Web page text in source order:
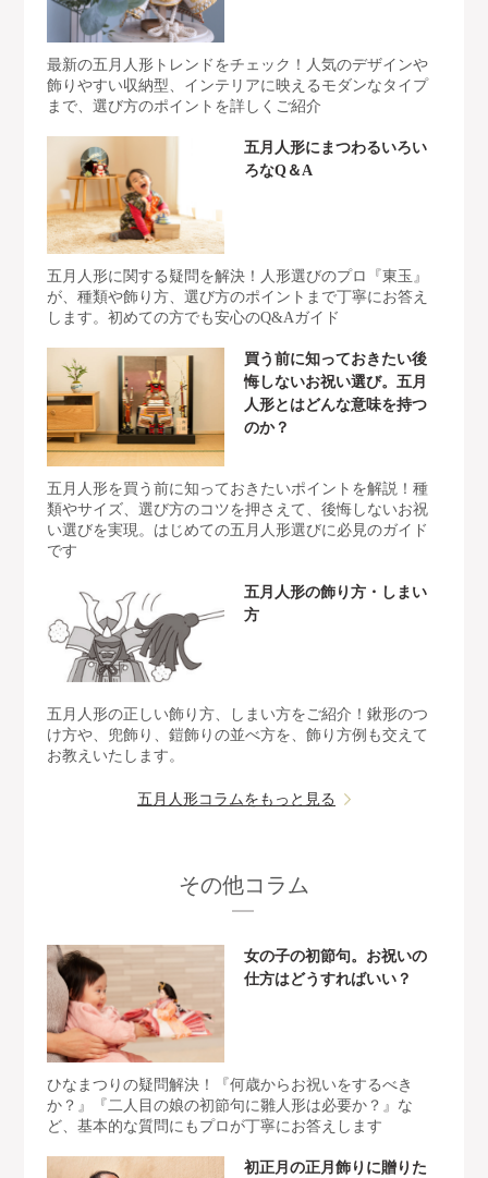
最新の五月人形トレンドをチェック！人気のデザインや
飾りやすい収納型、インテリアに映えるモダンなタイプ
まで、選び方のポイントを詳しくご紹介
五月人形にまつわるいろい
ろなQ＆A
五月人形に関する疑問を解決！人形選びのプロ『東玉』
が、種類や飾り方、選び方のポイントまで丁寧にお答え
します。初めての方でも安心のQ&Aガイド
買う前に知っておきたい後
悔しないお祝い選び。五月
人形とはどんな意味を持つ
のか？
五月人形を買う前に知っておきたいポイントを解説！種
類やサイズ、選び方のコツを押さえて、後悔しないお祝
い選びを実現。はじめての五月人形選びに必見のガイド
です
五月人形の飾り方・しまい
方
五月人形の正しい飾り方、しまい方をご紹介！鍬形のつ
け方や、兜飾り、鎧飾りの並べ方を、飾り方例も交えて
お教えいたします。
五月人形コラムをもっと見る
その他コラム
女の子の初節句。お祝いの
仕方はどうすればいい？
ひなまつりの疑問解決！『何歳からお祝いをするべき
か？』『二人目の娘の初節句に雛人形は必要か？』な
ど、基本的な質問にもプロが丁寧にお答えします
初正月の正月飾りに贈りた